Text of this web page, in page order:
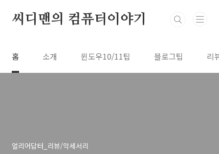
씨디맨의 컴퓨터이야기
홈 소개 윈도우10/11팁 블로그팁 리
얼리어답터_리뷰/악세서리